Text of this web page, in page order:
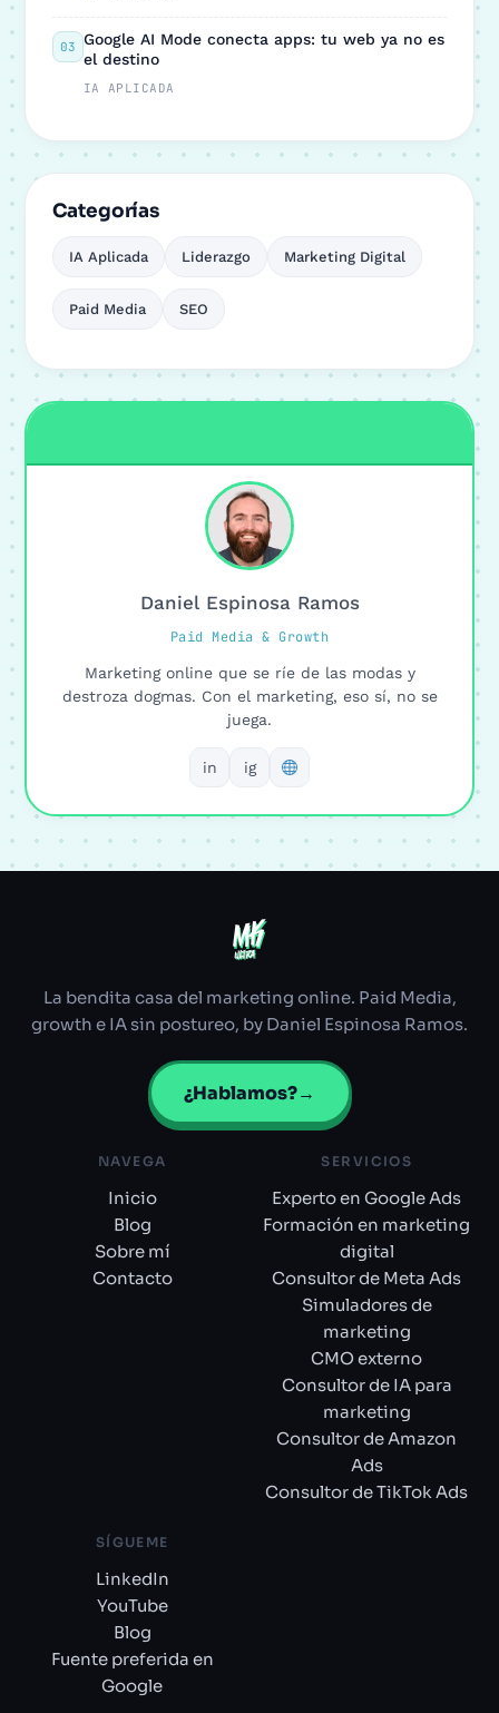
03 Google AI Mode conecta apps: tu web ya no es
el destino
IA APLICADA
Categorías
IA Aplicada Liderazgo Marketing Digital
Paid Media SEO
Daniel Espinosa Ramos
Paid Media & Growth
Marketing online que se ríe de las modas y
destroza dogmas. Con el marketing, eso sí, no se
juega.
in ig
MK
MK
ULTRA
ULTRA
La bendita casa del marketing online. Paid Media,
growth e IA sin postureo, by Daniel Espinosa Ramos.
¿Hablamos?→
NAVEGA
Inicio
Blog
Sobre mí
Contacto
SERVICIOS
Experto en Google Ads
Formación en marketing
digital
Consultor de Meta Ads
Simuladores de
marketing
CMO externo
Consultor de IA para
marketing
Consultor de Amazon
Ads
Consultor de TikTok Ads
SÍGUEME
LinkedIn
YouTube
Blog
Fuente preferida en
Google